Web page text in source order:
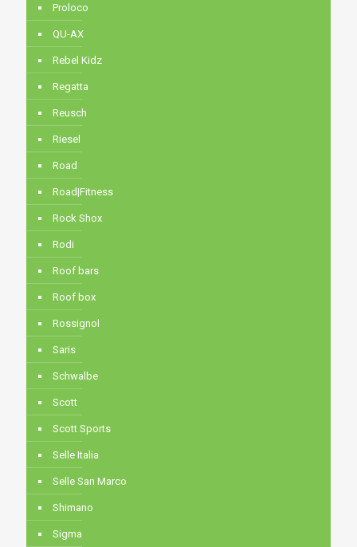
Proloco
QU-AX
Rebel Kidz
Regatta
Reusch
Riesel
Road
Road|Fitness
Rock Shox
Rodi
Roof bars
Roof box
Rossignol
Saris
Schwalbe
Scott
Scott Sports
Selle Italia
Selle San Marco
Shimano
Sigma